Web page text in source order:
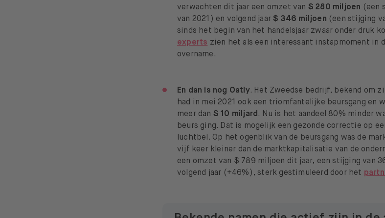
verwachten dit jaar een omzet van $ 280 miljoen (een
van 2021) en volgend jaar$ 346 miljoen (een stijging
sinds het begin van het handelsjaar zwaar onder druk
experts zien het als een interessant instapmoment in
overname.
En dan is nog Oatly. Het Zweedse bedrijf, bekend om
had in mei 2021 ook een triomfantelijke beursgang en
meer dan $ 10 miljard . Nu is het aandeel 80% minder
beurs ging. Dat is mogelijk een gezonde correctie op
luchtbel. Op het ogenblik van de beursgang was de
vijf keer kleiner dan de marktkapitalisatie van de
een omzet van $ 789 miljoen dit jaar, een stijging van
volgend jaar (+46%), sterk gestimuleerd door het